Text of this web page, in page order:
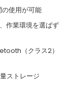
使用が可能
作業環境を選ばず
（クラス2）
ストレージ